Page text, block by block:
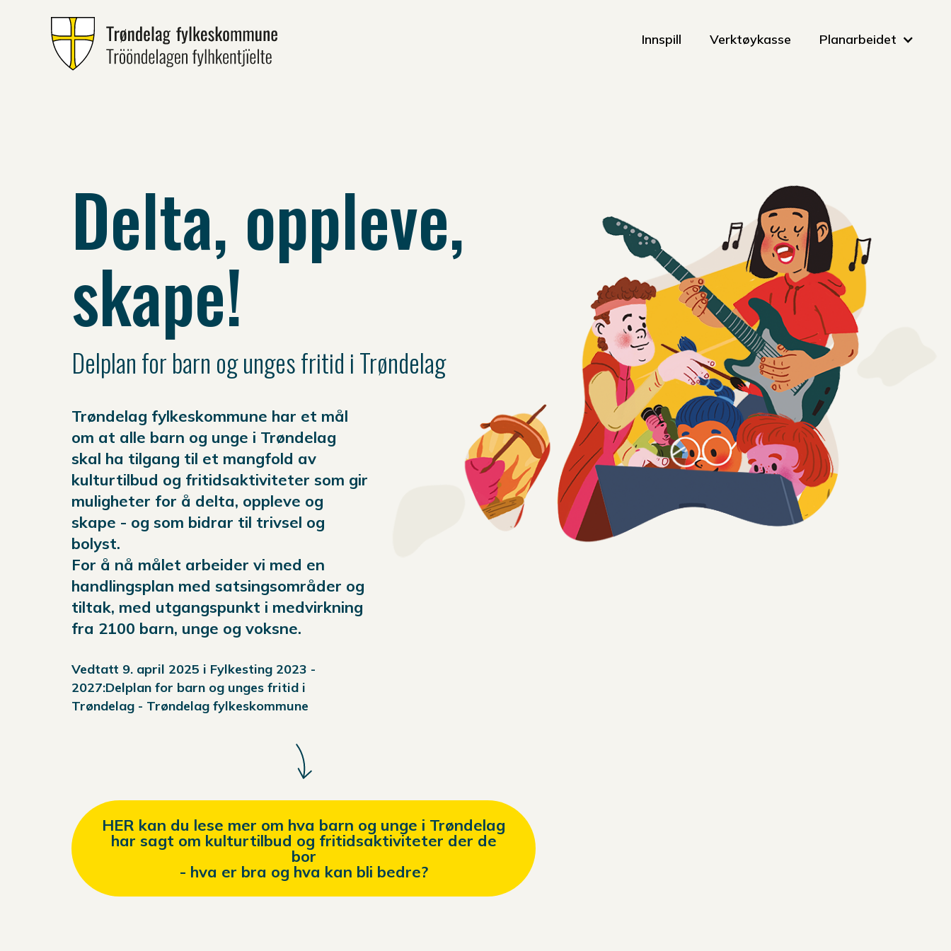
Innspill Verktøykasse Planarbeidet
Delta, oppleve,
skape!
Delplan for barn og unges fritid i Trøndelag
Trøndelag fylkeskommune har et mål
om at alle barn og unge i Trøndelag
skal ha tilgang til et mangfold av
kulturtilbud og fritidsaktiviteter som gir
muligheter for å delta, oppleve og
skape - og som bidrar til trivsel og
bolyst.
For å nå målet arbeider vi med en
handlingsplan med satsingsområder og
tiltak, med utgangspunkt i medvirkning
fra 2100 barn, unge og voksne.
Vedtatt 9. april 2025 i Fylkesting 2023 -
2027:Delplan for barn og unges fritid i
Trøndelag - Trøndelag fylkeskommune
HER kan du lese mer om hva barn og unge i Trøndelag
har sagt om kulturtilbud og fritidsaktiviteter der de
bor
- hva er bra og hva kan bli bedre?